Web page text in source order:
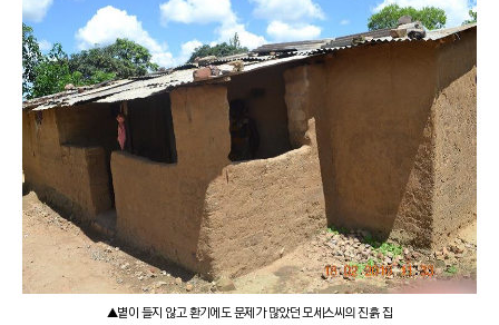
▲볕이 들지 않고 환기에도 문제가 많았던 모세스씨의 진흙 집